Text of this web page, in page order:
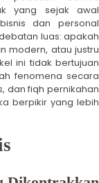
yang sejak awal
dan personal
luas: apakah
modern, atau justru
ini tidak bertujuan
fenomena secara
dan fiqh pernikahan
berpikir yang lebih